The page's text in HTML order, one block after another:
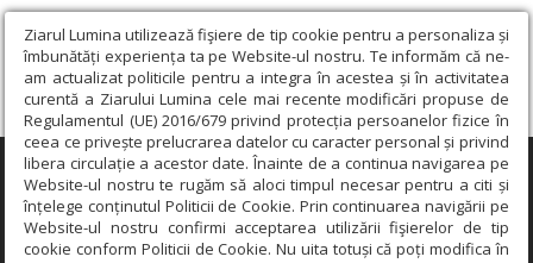
Ziarul Lumina utilizează fişiere de tip cookie pentru a personaliza și
îmbunătăți experiența ta pe Website-ul nostru. Te informăm că ne-
am actualizat politicile pentru a integra în acestea și în activitatea
curentă a Ziarului Lumina cele mai recente modificări propuse de
Regulamentul (UE) 2016/679 privind protecția persoanelor fizice în
ceea ce privește prelucrarea datelor cu caracter personal și privind
libera circulație a acestor date. Înainte de a continua navigarea pe
Website-ul nostru te rugăm să aloci timpul necesar pentru a citi și
înțelege conținutul Politicii de Cookie. Prin continuarea navigării pe
Website-ul nostru confirmi acceptarea utilizării fişierelor de tip
cookie conform Politicii de Cookie. Nu uita totuși că poți modifica în
×